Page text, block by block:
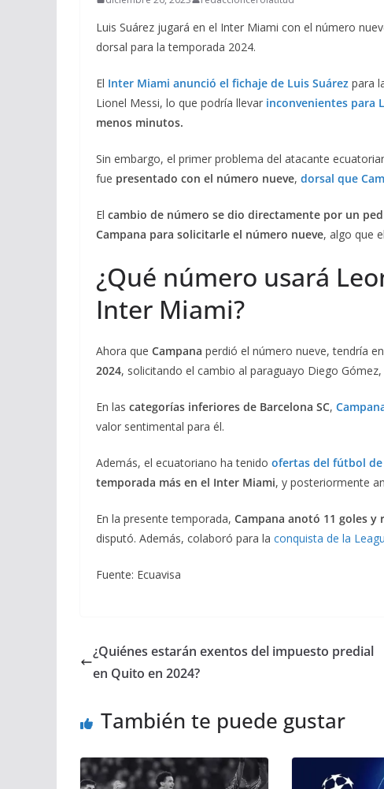
Luis Suárez jugará en el Inter Miami con el número
dorsal para la temporada 2024.
El Inter Miami anunció el fichaje de Luis Suárez para
Lionel Messi, lo que podría llevar inconvenientes para
menos minutos.
Sin embargo, el primer problema del atacante
fue presentado con el número nueve, dorsal que
El cambio de número se dio directamente por un
Campana para solicitarle el número nueve, algo que
¿Qué número usará
Inter Miami?
Ahora que Campana perdió el número nueve, tendría
2024, solicitando el cambio al paraguayo Diego
En las categorías inferiores de Barcelona SC,
valor sentimental para él.
Además, el ecuatoriano ha tenido ofertas del fútbol de
temporada más en el Inter Miami, y posteriormente
En la presente temporada, Campana anotó 11 goles
disputó. Además, colaboró para la conquista de la
Fuente: Ecuavisa
¿Quiénes estarán exentos del impuesto predial
en Quito en 2024?
También te puede gustar